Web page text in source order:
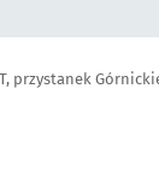
przystanek